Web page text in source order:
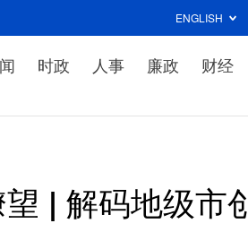
ENGLISH
时政 人事 廉政 财经
| 解码地级市